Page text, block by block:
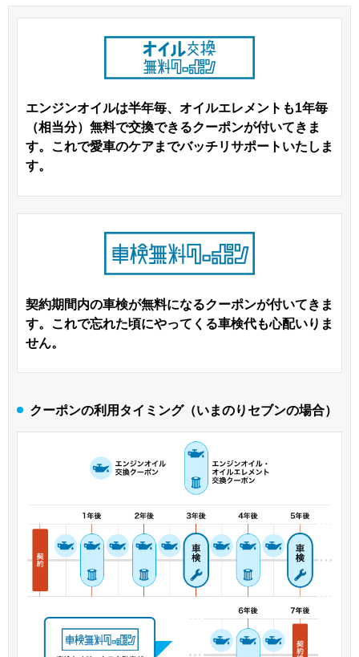
エンジンオイルは半年毎、オイルエレメントも1年毎
（相当分）無料で交換できるクーポンが付いてきま
す。これで愛車のケアまでバッチリサポートいたしま
す。
契約期間内の車検が無料になるクーポンが付いてきま
す。これで忘れた頃にやってくる車検代も心配いりま
せん。
クーポンの利用タイミング（いまのりセブンの場合）